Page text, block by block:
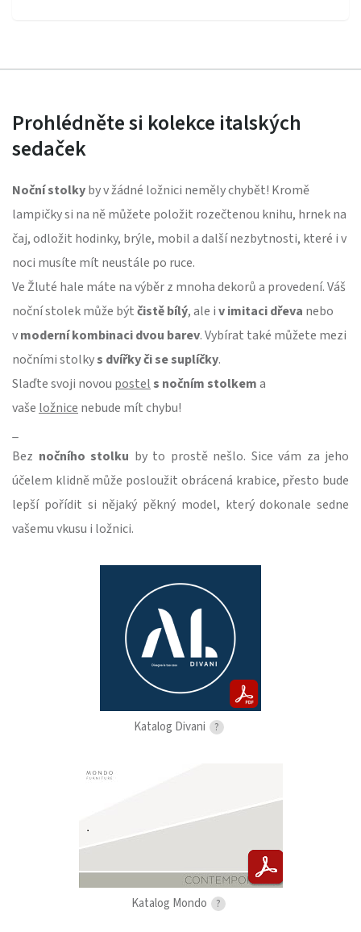
Katalog Divani ?
Katalog Mondo ?
Prohlédněte si kolekce italských
sedaček
Noční stolkyby v žádné ložnici neměly chybět! Kromě
lampičky si na ně můžete položit rozečtenou knihu, hrnek na
čaj, odložit hodinky, brýle, mobil a další nezbytnosti, které i v
noci musíte mít neustále po ruce.
Ve Žluté hale máte na výběr z mnoha dekorů a provedení. Váš
noční stolek může býtčistě bílý, ale iv imitaci dřeva nebo
vmoderní kombinaci dvou barev. Vybírat také můžete mezi
nočními stolkys dvířky či se suplíčky.
Slaďte svoji novou postels nočním stolkema
vaše ložnice nebude mít chybu!
Bez nočního stolku by to prostě nešlo. Sice vám za jeho
účelem klidně může posloužit obrácená krabice, přesto bude
lepší pořídit si nějaký pěkný model, který dokonale sedne
vašemu vkusu i ložnici.